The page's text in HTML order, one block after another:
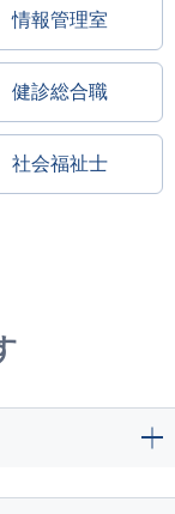
情報管理室
健診総合職
社会福祉士